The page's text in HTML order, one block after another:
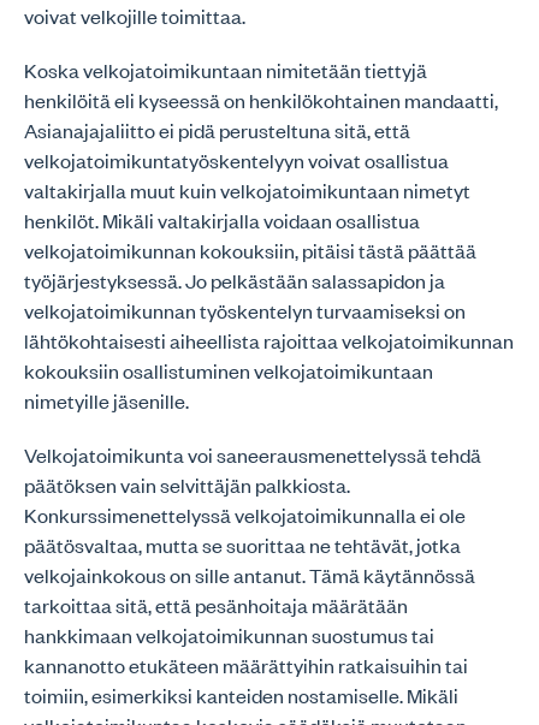
voivat velkojille toimittaa.
Koska velkojatoimikuntaan nimitetään tiettyjä
henkilöitä eli kyseessä on henkilökohtainen mandaatti,
Asianajajaliitto ei pidä perusteltuna sitä, että
velkojatoimikuntatyöskentelyyn voivat osallistua
valtakirjalla muut kuin velkojatoimikuntaan nimetyt
henkilöt. Mikäli valtakirjalla voidaan osallistua
velkojatoimikunnan kokouksiin, pitäisi tästä päättää
työjärjestyksessä. Jo pelkästään salassapidon ja
velkojatoimikunnan työskentelyn turvaamiseksi on
lähtökohtaisesti aiheellista rajoittaa velkojatoimikunnan
kokouksiin osallistuminen velkojatoimikuntaan
nimetyille jäsenille.
Velkojatoimikunta voi saneerausmenettelyssä tehdä
päätöksen vain selvittäjän palkkiosta.
Konkurssimenettelyssä velkojatoimikunnalla ei ole
päätösvaltaa, mutta se suorittaa ne tehtävät, jotka
velkojainkokous on sille antanut. Tämä käytännössä
tarkoittaa sitä, että pesänhoitaja määrätään
hankkimaan velkojatoimikunnan suostumus tai
kannanotto etukäteen määrättyihin ratkaisuihin tai
toimiin, esimerkiksi kanteiden nostamiselle. Mikäli